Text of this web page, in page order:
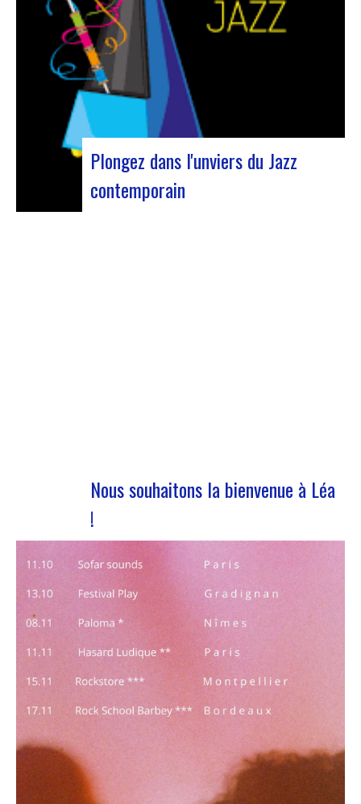
dernière, est une fusion de R&B et…
Plongez dans l'unviers du Jazz
contemporain
Nous souhaitons la bienvenue à Léa
!
Nous accueillons notre nouvelle volontaire en
service civique Nous avons le plaisir de vous
annoncer l’arrivée de Léa Plumaugat dans l’équipe
de Manag’art !!Arrivée début novembre, on se
devait de vous la présenter ! Léa nous a rejoint à
la suite de l’obtention de son…